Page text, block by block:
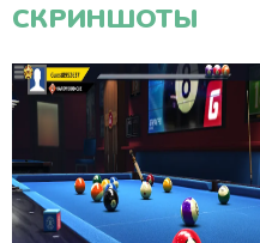
СКРИНШОТЫ